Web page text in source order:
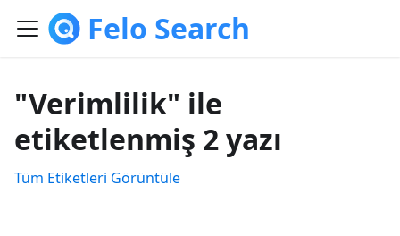
Felo Search
"Verimlilik" ile
etiketlenmiş 2 yazı
Tüm Etiketleri Görüntüle